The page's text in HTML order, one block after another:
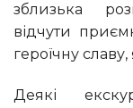
зблизька
відчути
героїчну
Деякі екскурсії на зворотному шляху